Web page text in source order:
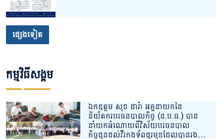
ផ្សេងទៀត
កម្មវិធីសង្គម
ឯកឧត្តម សុខ ដារ៉ា អគ្គនាយកនៃ
និយ័តករបរធនបាលកិច្ច (ន.ប.ធ.) បាន
នាំយកអំណោយពីវិស័យបរធនបាល
កិច្ចជូនដល់វីរកងទ័ពជួរមុខដែលបានរង